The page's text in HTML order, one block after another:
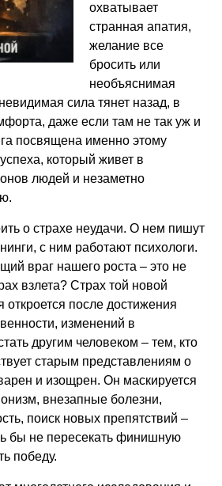
охватывает
странная апатия,
желание все
бросить или
необъяснимая
сила тянет назад, в
даже если там не так уж и
посвящена именно этому
который живет в
людей и незаметно
о страхе неудачи. О нем пишут
с ним работают психологи.
враг нашего роста – это не
взлета? Страх той новой
откроется после достижения
изменений в
другим человеком – тем, кто
старым представлениям о
и изощрен. Он маскируется
внезапные болезни,
поиск новых препятствий –
бы не пересекать финишную
победу.